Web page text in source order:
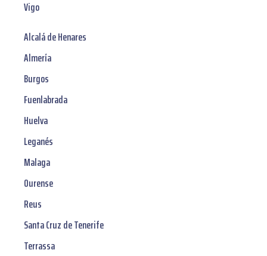
Vigo
Alcalá de Henares
Almería
Burgos
Fuenlabrada
Huelva
Leganés
Malaga
Ourense
Reus
Santa Cruz de Tenerife
Terrassa